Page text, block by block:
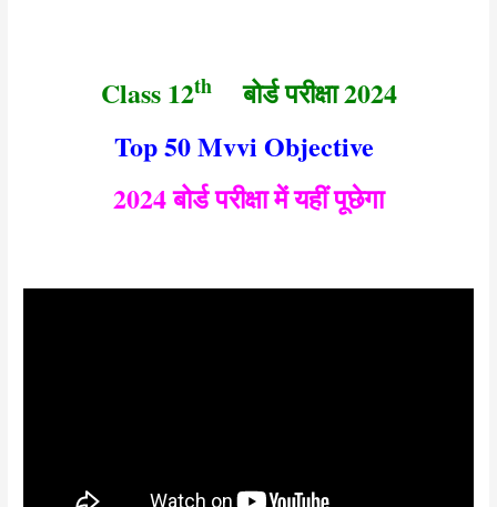
Class12th
बोर्ड परीक्षा 2024
Top 50 Mvvi Objective
2024 बोर्ड परीक्षा में यहीं पूछेगा